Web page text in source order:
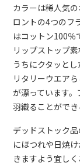
カラーは稀人気
ロントの4つのフ
はコットン100％
リップストップ
うちにクタッと
リタリーウエア
が漂っています
羽織ることができ
デッドストック
にほつれや日焼
きますよう宜しく